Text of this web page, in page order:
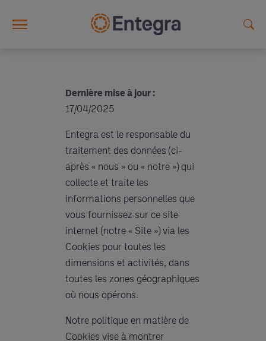
Dernière mise à jour :
17/04/2025
Entegra est le responsable du
traitement des données (ci-
après « nous » ou « notre ») qui
collecte et traite les
informations personnelles que
vous fournissez sur ce site
internet (notre « Site ») via les
Cookies pour toutes les
dimensions et activités, dans
toutes les zones géographiques
où nous opérons.
Notre politique en matière de
Cookies vise à montrer